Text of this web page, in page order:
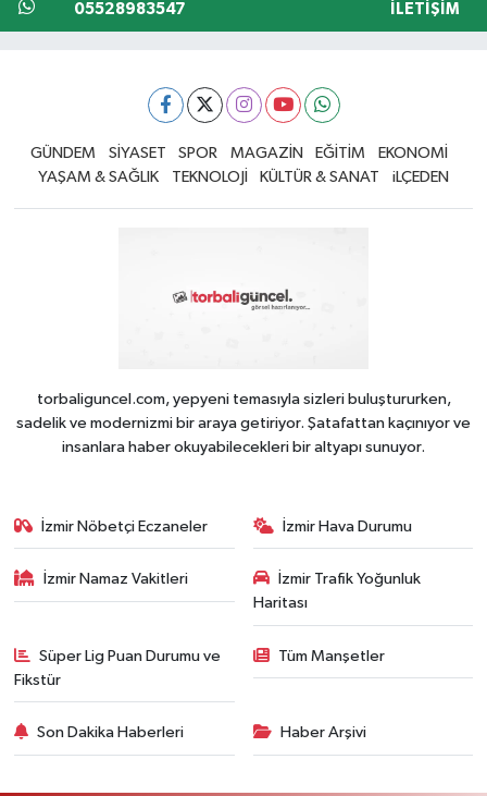
05528983547 İLETIŞIM
GÜNDEM SİYASET SPOR MAGAZİN EĞİTİM
EKONOMİ
YAŞAM & SAĞLIK
TEKNOLOJİ KÜLTÜR & SANAT iLÇEDEN
torbaliguncel.com, yepyeni temasıyla sizleri buluştururken,
sadelik ve modernizmi bir araya getiriyor. Şatafattan kaçınıyor ve
insanlara haber okuyabilecekleri bir altyapı sunuyor.
İzmir Nöbetçi Eczaneler İzmir Hava Durumu
İzmir Namaz Vakitleri
İzmir Trafik Yoğunluk
Haritası
Süper Lig Puan Durumu ve
Fikstür
Tüm Manşetler
Son Dakika Haberleri Haber Arşivi